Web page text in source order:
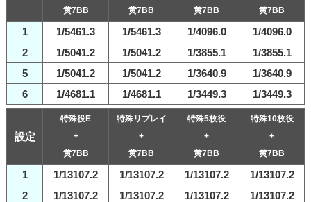
黄7BB
黄7BB
黄7BB
黄7BB
1 1/5461.3 1/5461.3 1/4096.0
1/4096.0
2
1/5041.2 1/5041.2 1/3855.1
1/3855.1
5
1/5041.2 1/5041.2 1/3640.9
1/3640.9
6
1/4681.1 1/4681.1 1/3449.3 1/3449.3
設定
特殊役E
+
黄7BB
特殊リプレイ
+
黄7BB
特殊5枚役
+
黄7BB
特殊10枚役
+
黄7BB
1 1/13107.2 1/13107.2 1/13107.2
1/13107.2
2
1/13107.2 1/13107.2 1/13107.2 1/13107.2